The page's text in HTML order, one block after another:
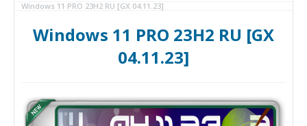
Windows 11 PRO 23H2 RU [GX 04.11.23]
Windows 11 PRO 23H2 RU [GX
04.11.23]